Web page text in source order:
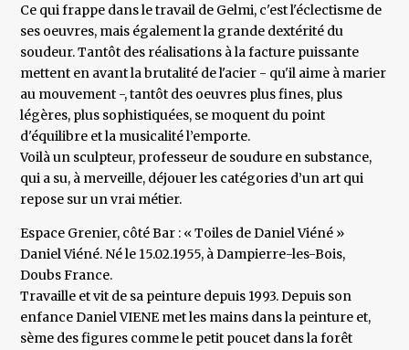
Ce qui frappe dans le travail de Gelmi, c'est l'éclectisme de
ses oeuvres, mais également la grande dextérité du
soudeur. Tantôt des réalisations à la facture puissante
mettent en avant la brutalité de l'acier - qu'il aime à marier
au mouvement -, tantôt des oeuvres plus fines, plus
légères, plus sophistiquées, se moquent du point
d'équilibre et la musicalité l’emporte.
Voilà un sculpteur, professeur de soudure en substance,
qui a su, à merveille, déjouer les catégories d’un art qui
repose sur un vrai métier.
Espace Grenier, côté Bar : « Toiles de Daniel Viéné »
Daniel Viéné. Né le 15.02.1955, à Dampierre-les-Bois,
Doubs France.
Travaille et vit de sa peinture depuis 1993. Depuis son
enfance Daniel VIENE met les mains dans la peinture et,
sème des figures comme le petit poucet dans la forêt